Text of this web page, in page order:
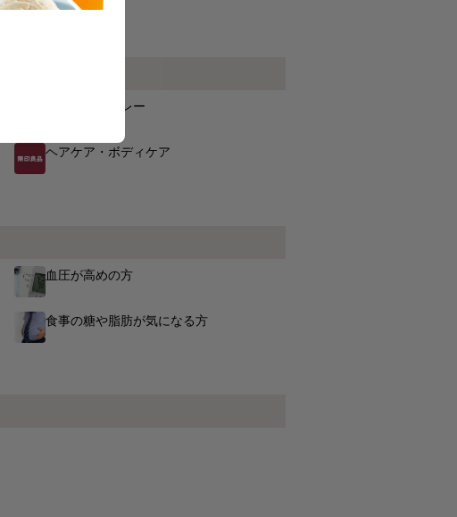
無印良品のカレー
ヘアケア・ボディケア
血圧が高めの方
食事の糖や脂肪が気になる方